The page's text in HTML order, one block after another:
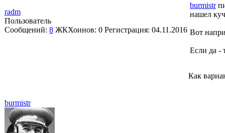
radm
Пользователь
Сообщений: 8 ЖКХоинов: 0 Регистрация: 04.11.2016
burmistr
нашел
Вот
Если да -
Как
burmistr